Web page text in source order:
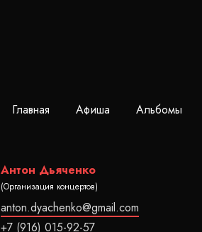
Главная Афиша Альбомы
Антон Дьяченко
(Организация концертов)
anton.dyachenko@gmail.com
+7 (916) 015-92-57